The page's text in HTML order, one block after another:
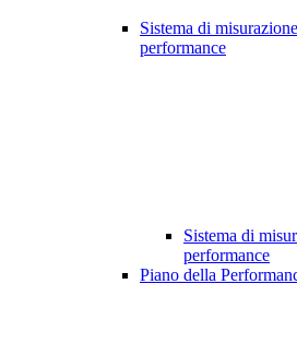
Sistema di
performance
Sistema di
performance
Piano della